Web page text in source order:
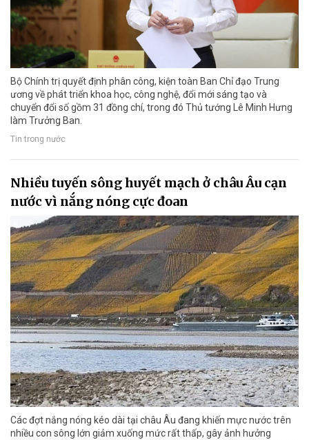
Bộ Chính trị quyết định phân công, kiện toàn Ban Chỉ đạo Trung
ương về phát triển khoa học, công nghệ, đổi mới sáng tạo và
chuyển đổi số gồm 31 đồng chí, trong đó Thủ tướng Lê Minh Hưng
làm Trưởng Ban.
Tin trong nước
Nhiều tuyến sông huyết mạch ở châu Âu cạn
nước vì nắng nóng cực đoan
Các đợt nắng nóng kéo dài tại châu Âu đang khiến mực nước trên
nhiều con sông lớn giảm xuống mức rất thấp, gây ảnh hưởng